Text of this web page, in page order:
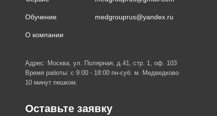
Обучение
О компании
medgrouprus@yandex.ru
Оставьте заявку
Адрес: Москва, ул. Полярная, д.41, стр. 1, оф. 103
Время работы: с 9:00 - 18:00 пн-суб. м. Медведково
10 минут пешком.